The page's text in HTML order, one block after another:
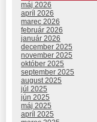
máj 2026
apríl 2026
marec 2026
február 2026
január 2026
december 2025
november 2025
október 2025
september 2025
august 2025
júl 2025
jún 2025
máj 2025
apríl 2025